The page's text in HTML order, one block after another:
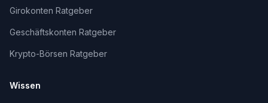
Girokonten Ratgeber
Geschäftskonten Ratgeber
Krypto-Börsen Ratgeber
Wissen